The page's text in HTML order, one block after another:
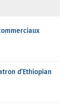
d’Ethiopian